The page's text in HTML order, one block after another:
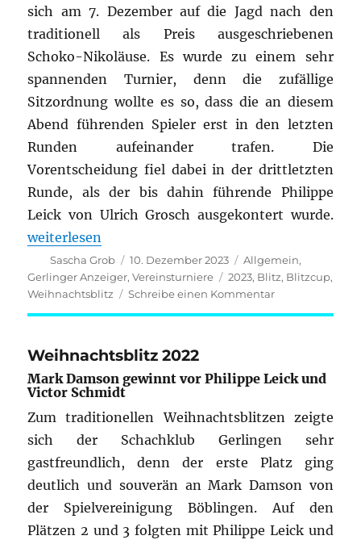
sich am 7. Dezember auf die Jagd nach den
traditionell als Preis ausgeschriebenen
Schoko-Nikoläuse. Es wurde zu einem sehr
spannenden Turnier, denn die zufällige
Sitzordnung wollte es so, dass die an diesem
Abend führenden Spieler erst in den letzten
Runden aufeinander trafen. Die
Vorentscheidung fiel dabei in der drittletzten
Runde, als der bis dahin führende Philippe
Leick von Ulrich Grosch ausgekontert wurde.
„Vereinsblitz 2023“
weiterlesen
Autor
Sascha Grob
Veröffentlicht
am
10. Dezember 2023 Kategorien
Allgemein,
Gerlinger Anzeiger,Vereinsturniere Schlagwörter
2023, Blitz, Blitzcup,
Weihnachtsblitz
Schreibe einen Kommentarzu
Vereinsblitz
Weihnachtsblitz 2022
Mark Damson gewinnt vor Philippe Leick und
Victor Schmidt
Zum traditionellen Weihnachtsblitzen zeigte
sich der Schachklub Gerlingen sehr
gastfreundlich, denn der erste Platz ging
deutlich und souverän an Mark Damson von
der Spielvereinigung Böblingen. Auf den
Plätzen 2 und 3 folgten mit Philippe Leick und